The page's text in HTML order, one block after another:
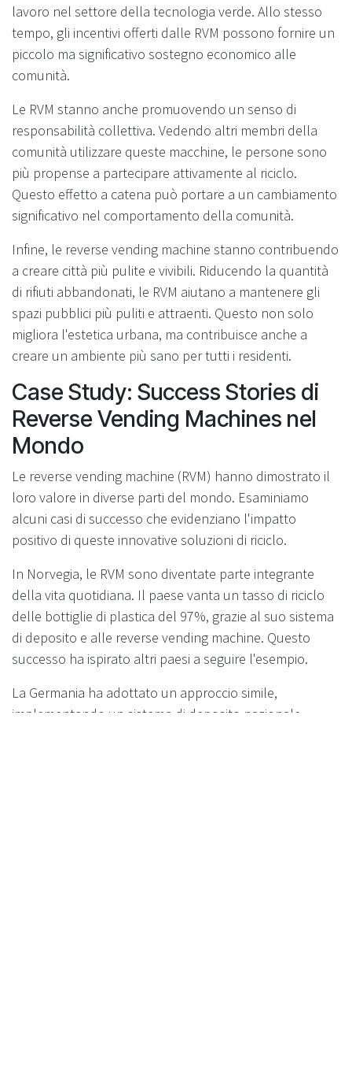
lavoro nel settore della tecnologia verde. Allo stesso
tempo, gli incentivi offerti dalle RVM possono fornire un
piccolo ma significativo sostegno economico alle
comunità.
Le RVM stanno anche promuovendo un senso di
responsabilità collettiva. Vedendo altri membri della
comunità utilizzare queste macchine, le persone sono
più propense a partecipare attivamente al riciclo.
Questo effetto a catena può portare a un cambiamento
significativo nel comportamento della comunità.
Infine, le reverse vending machine stanno contribuendo
a creare città più pulite e vivibili. Riducendo la quantità
di rifiuti abbandonati, le RVM aiutano a mantenere gli
spazi pubblici più puliti e attraenti. Questo non solo
migliora l'estetica urbana, ma contribuisce anche a
creare un ambiente più sano per tutti i residenti.
Case Study: Success Stories di
Reverse Vending Machines nel
Mondo
Le reverse vending machine (RVM) hanno dimostrato il
loro valore in diverse parti del mondo. Esaminiamo
alcuni casi di successo che evidenziano l'impatto
positivo di queste innovative soluzioni di riciclo.
In Norvegia, le RVM sono diventate parte integrante
della vita quotidiana. Il paese vanta un tasso di riciclo
delle bottiglie di plastica del 97%, grazie al suo sistema
di deposito e alle reverse vending machine. Questo
successo ha ispirato altri paesi a seguire l'esempio.
La Germania ha adottato un approccio simile,
implementando un sistema di deposito nazionale